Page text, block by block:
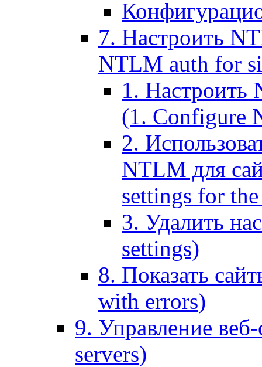
7. Настроить
NTLM auth for
1. Настроить
(1. Configure
2.
NTLM для
settings for
3. Удалить
settings)
8. Показать
with errors)
9. Управление
servers)